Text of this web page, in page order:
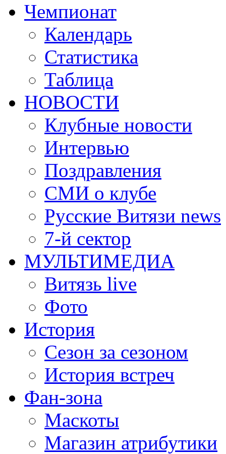
Чемпионат
Календарь
Статистика
Таблица
НОВОСТИ
Клубные новости
Интервью
Поздравления
СМИ о клубе
Русские Витязи news
7-й сектор
МУЛЬТИМЕДИА
Витязь live
Фото
История
Сезон за сезоном
История встреч
Фан-зона
Маскоты
Магазин атрибутики